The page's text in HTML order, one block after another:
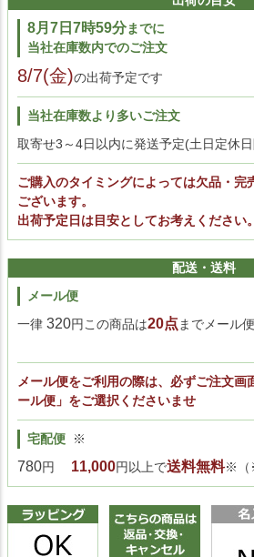
8月7日7時59分までに
当社在庫数内でのご注文
8/7(金)の出荷予定です
当社在庫数より多いご注文
取寄せ3～4日以内に発送予定(土日定休
ご購入のタイミングによっては欠品・完
ございます。
出荷予定日は目安としてお考えください。
配送・送料
メール便
一律 320円この商品は20点 までメール
メール便をご利用の際は、必ずご注文画
ール便」をご選択くださいませ
宅配便
780円
※
11,000円以上で送料無料※（